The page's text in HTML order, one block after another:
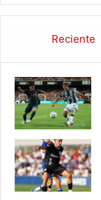
Reciente